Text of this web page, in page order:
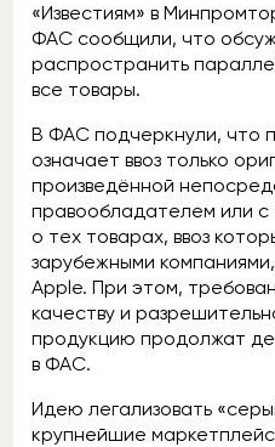
«Известиям» в
ФАС сообщили, что
распространить
все товары.
В ФАС подчеркнули, что
означает ввоз только
произведённой
правообладателем или с
о тех товарах, ввоз
зарубежными
Apple. При этом,
качеству и
продукцию продолжат
в ФАС.
Идею легализовать
крупнейшие